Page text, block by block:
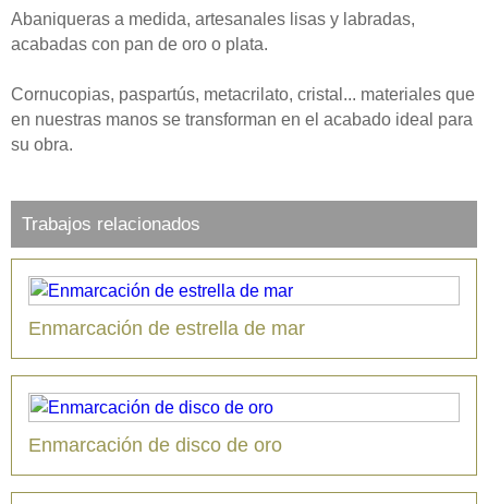
Abaniqueras a medida, artesanales lisas y labradas,
acabadas con pan de oro o plata.
Cornucopias, paspartús, metacrilato, cristal... materiales que
en nuestras manos se transforman en el acabado ideal para
su obra.
Trabajos relacionados
Enmarcación de estrella de mar
Enmarcación de disco de oro